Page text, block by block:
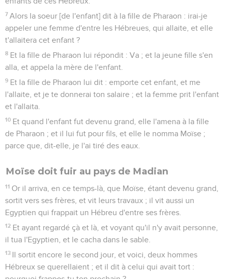
7 Alors la soeur [de l'enfant] dit à la fille de Pharaon : irai-je
appeler une femme d'entre les Hébreues, qui allaite, et elle
t'allaitera cet enfant ?
8 Et la fille de Pharaon lui répondit : Va ; et la jeune fille s'en
alla, et appela la mère de l'enfant.
9 Et la fille de Pharaon lui dit : emporte cet enfant, et me
l'allaite, et je te donnerai ton salaire ; et la femme prit l'enfant
et l'allaita.
10 Et quand l'enfant fut devenu grand, elle l'amena à la fille
de Pharaon ; et il lui fut pour fils, et elle le nomma Moïse ;
parce que, dit-elle, je l'ai tiré des eaux.
Moïse doit fuir au pays de Madian
11 Or il arriva, en ce temps-là, que Moïse, étant devenu grand,
sortit vers ses frères, et vit leurs travaux ; il vit aussi un
Egyptien qui frappait un Hébreu d'entre ses frères.
12 Et ayant regardé çà et là, et voyant qu'il n'y avait personne,
il tua l'Egyptien, et le cacha dans le sable.
13 Il sortit encore le second jour, et voici, deux hommes
Hébreux se querellaient ; et il dit à celui qui avait tort :